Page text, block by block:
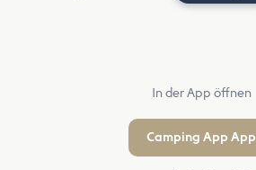
In der App öffnen
Camping App App